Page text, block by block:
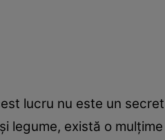
lucru nu este un
există o